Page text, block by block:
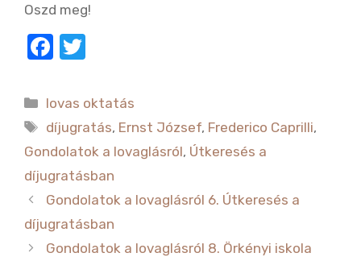
Oszd meg!
F
c
e
b
o
o
k
it
te
r
Kategória
lovas oktatás
Címkék
díjugratás, Ernst József, Frederico Caprilli,
Gondolatok a lovaglásról, Útkeresés a
díjugratásban
Gondolatok a lovaglásról 6. Útkeresés a
díjugratásban
Gondolatok a lovaglásról 8. Örkényi iskola